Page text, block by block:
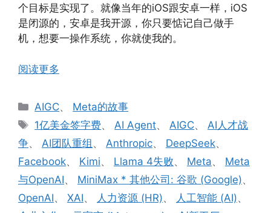
个目标是实现了。就像当年的iOS跟安卓一样，iOS
是闭源的，安卓是我开源，你只要惦记自己做手
机，想要一操作系统，你就使我的。
阅读更多
分
类
AIGC、 Meta的故事
标
签
1亿美金签字费、 AI Agent、 AIGC、 AI人才战
争、 AI团队重组 、 Anthropic、 DeepSeek、
Facebook、 Kimi、 Llama 4失败、 Meta、 Meta
与OpenAI、 MiniMax * 其他公司: 谷歌 (Google)、
OpenAI、 XAI、 人力资源 (HR)、 人工智能 (AI)、